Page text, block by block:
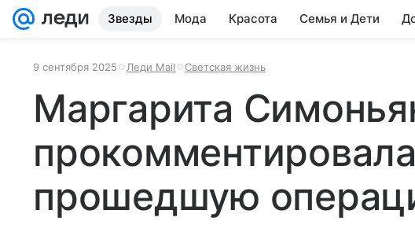
Звезды Мода Красота Семья и Дети
9 сентября 2025 Леди Mail Светская жизнь
Маргарита
прокомментировала
прошедшую